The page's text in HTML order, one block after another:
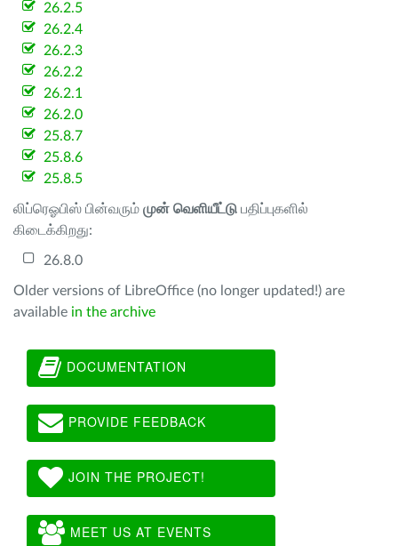
26.2.5
26.2.4
26.2.3
26.2.2
26.2.1
26.2.0
25.8.7
25.8.6
25.8.5
லிப்ரெஓபிஸ் பின்வரும் முன் வெளியீட்டு பதிப்புகளில்
கிடைக்கிறது:
26.8.0
Older versions of LibreOffice (no longer updated!) are
available in the archive
DOCUMENTATION
PROVIDE FEEDBACK
JOIN THE PROJECT!
MEET US AT EVENTS